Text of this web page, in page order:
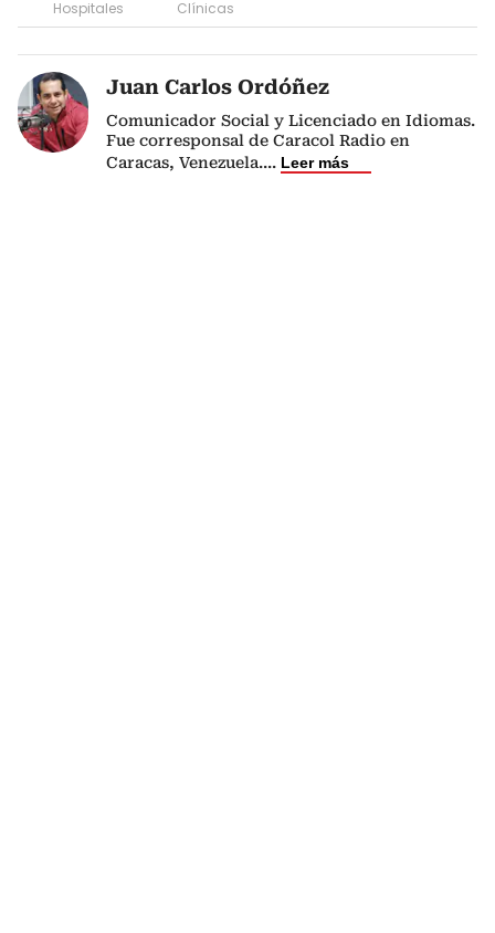
Hospitales Clínicas
Juan Carlos Ordóñez
Comunicador Social y Licenciado en Idiomas.
Fue corresponsal de Caracol Radio en
Caracas, Venezuela.... Leer más